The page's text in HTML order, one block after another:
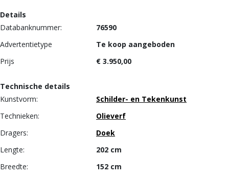
Details
Databanknummer:
76590
Advertentietype
Te koop aangeboden
Prijs
€ 3.950,00
Technische details
Kunstvorm:
Schilder- en Tekenkunst
Technieken:
Olieverf
Dragers:
Doek
Lengte:
202 cm
Breedte:
152 cm